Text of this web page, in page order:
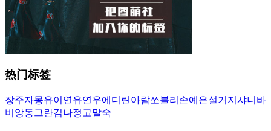
热门标签
장주자몽유이 연유연우에디린아람쏘블리 손예은설거지 샤니 바
비앙동그란김나정 고말숙